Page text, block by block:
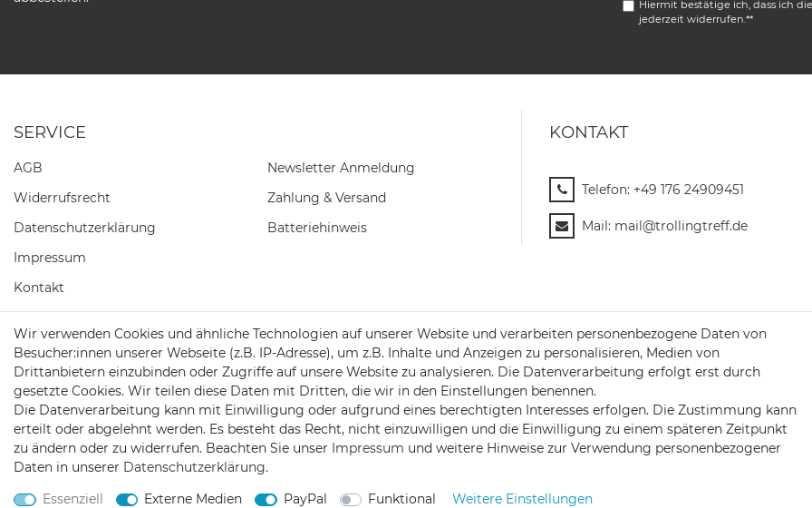
Hiermit bestätige ich, dass ich
jederzeit widerrufen.**
SERVICE
AGB
Widerrufs­recht
Daten­schutz­erklärung
Impressum
Kontakt
Barrierefreiheitserklärung
Vertrag widerrufen
Newsletter Anmeldung
Zahlung & Versand
Batteriehinweis
KONTAKT
Telefon: +49 176 24909451
Mail: mail@trollingtreff.de
2026 Trollingtreff | copyright & design by mediaria®
*Alle Preise inkl. MwSt., zzgl. Versandkosten
Wir verwenden Cookies und ähnliche Technologien auf unserer Website und verarbeiten personenbezogene Daten von
Besucher:innen unserer Webseite (z.B. IP-Adresse), um z.B. Inhalte und Anzeigen zu personalisieren, Medien von
Drittanbietern einzubinden oder Zugriffe auf unsere Website zu analysieren. Die Datenverarbeitung erfolgt erst durch
gesetzte Cookies. Wir teilen diese Daten mit Dritten, die wir in den Einstellungen benennen.
Die Datenverarbeitung kann mit Einwilligung oder aufgrund eines berechtigten Interesses erfolgen. Die Zustimmung kann
erteilt oder abgelehnt werden. Es besteht das Recht, nicht einzuwilligen und die Einwilligung zu einem späteren Zeitpunkt
zu ändern oder zu widerrufen. Beachten Sie unser Impressum und weitere Hinweise zur Verwendung personenbezogener
Daten in unserer Daten­schutz­erklärung.
Essenziell
Externe Medien PayPal Funktional Weitere Einstellungen